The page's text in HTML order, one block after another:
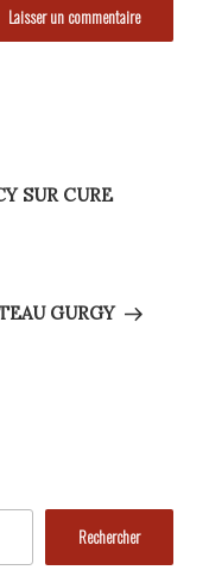
SUR CURE
GURGY
Rechercher